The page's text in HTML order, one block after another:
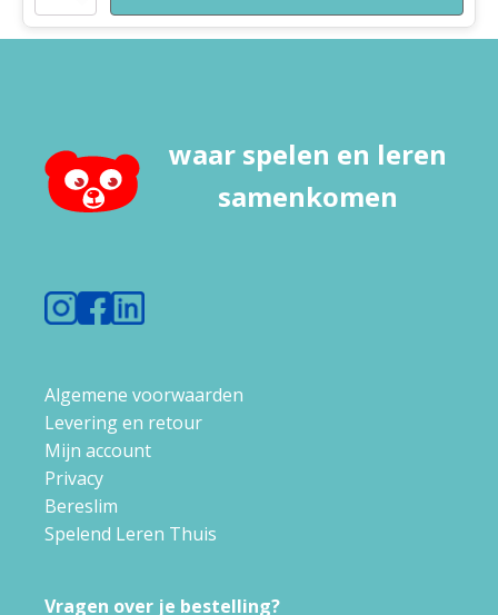
Leren
waar spelen en leren
samenkomen
Algemene voorwaarden
Levering en retour
Mijn account
Privacy
Bereslim
Spelend Leren Thuis
Vragen over je bestelling?